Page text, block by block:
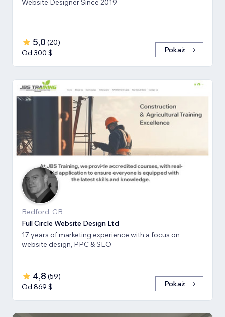
Website Designer Since 2019
5,0 (20)
Od 300 $
Pokaż
Bedford, GB
Full Circle Website Design Ltd
17 years of marketing experience with a focus on
website design, PPC & SEO
4,8 (59)
Od 869 $
Pokaż